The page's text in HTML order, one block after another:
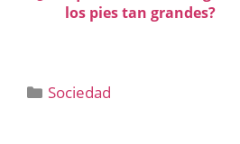
los pies tan grandes?
Categorías
Sociedad